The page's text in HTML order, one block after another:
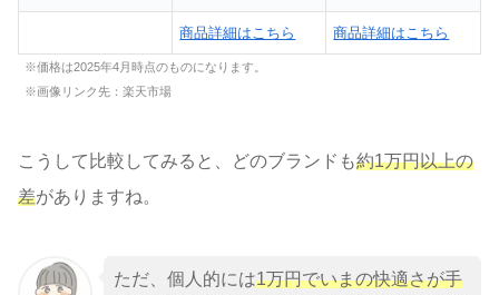
商品詳細はこちら 商品詳細はこちら
※価格は2025年4月時点のものになります。
※画像リンク先：楽天市場
こうして比較してみると、どのブランドも約1万円以上の
差がありますね。
ただ、個人的には1万円でいまの快適さが手